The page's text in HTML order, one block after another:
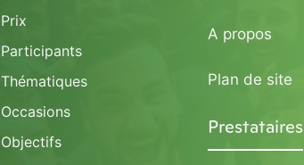
Prix
Participants
Thématiques
Occasions
Objectifs
A propos
Plan de site
Prestataires